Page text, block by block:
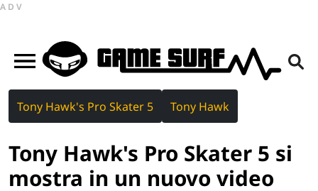
ADV
Tony Hawk's Pro Skater 5 Tony Hawk
Tony Hawk's Pro Skater 5 si
mostra in un nuovo video